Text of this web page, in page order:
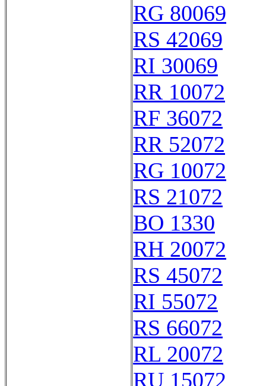
RG 80069
RS 42069
RI 30069
RR 10072
RF 36072
RR 52072
RG 10072
RS 21072
BO 1330
RH 20072
RS 45072
RI 55072
RS 66072
RL 20072
RU 15072